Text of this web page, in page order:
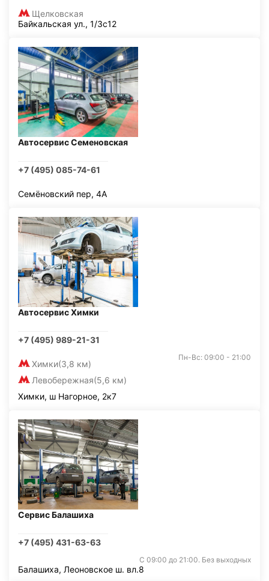
Щелковская
Байкальская ул., 1/3с12
Автосервис Семеновская
+7 (495) 085-74-61
Семёновский пер, 4А
Автосервис Химки
+7 (495) 989-21-31
Химки(3,8 км)
Левобережная(5,6 км)
Пн-Вс: 09:00 - 21:00
Химки, ш Нагорное, 2к7
Сервис Балашиха
+7 (495) 431-63-63
С 09:00 до 21:00. Без выходных
Балашиха, Леоновское ш. вл.8